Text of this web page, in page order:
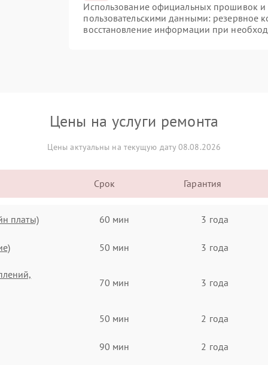
Использование официальных прошивок и
пользовательскими данными: резервное
восстановление информации при
Цены на услуги ремонта
Цены актуальны на текущую дату 08.08.2026
Срок Гарантия
платы) 60 мин 3 года
50 мин 3 года
70 мин 3 года
50 мин 2 года
90 мин 2 года